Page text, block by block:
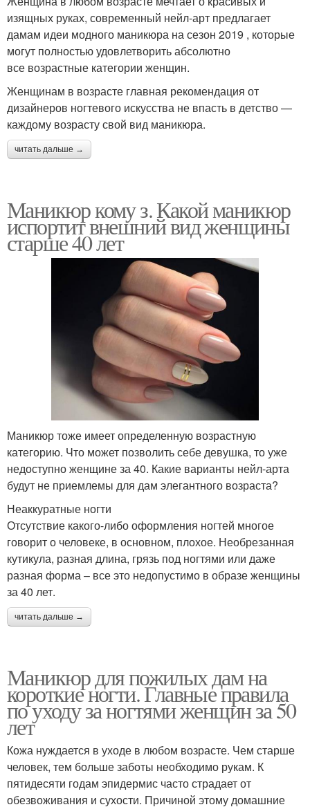
изящных руках, современный нейл-арт предлагает
дамам идеи модного маникюра на сезон 2019 , которые
могут полностью удовлетворить абсолютно
все возрастные категории женщин.
Женщинам в возрасте главная рекомендация от
дизайнеров ногтевого искусства не впасть в детство —
каждому возрасту свой вид маникюра.
читать дальше →
Маникюр кому з. Какой маникюр
испортит внешний вид женщины
старше 40 лет
Маникюр тоже имеет определенную возрастную
категорию. Что может позволить себе девушка, то уже
недоступно женщине за 40. Какие варианты нейл-арта
будут не приемлемы для дам элегантного возраста?
Неаккуратные ногти
Отсутствие какого-либо оформления ногтей многое
говорит о человеке, в основном, плохое. Необрезанная
кутикула, разная длина, грязь под ногтями или даже
разная форма – все это недопустимо в образе женщины
за 40 лет.
читать дальше →
Маникюр для пожилых дам на
короткие ногти. Главные правила
по уходу за ногтями женщин за 50
лет
Кожа нуждается в уходе в любом возрасте. Чем старше
человек, тем больше заботы необходимо рукам. К
пятидесяти годам эпидермис часто страдает от
обезвоживания и сухости. Причиной этому домашние